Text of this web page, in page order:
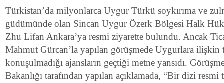
Türkistan’da milyonlarca Uygur Türkü soykırıma ve
güdümünde olan Sincan Uygur Özerk Bölgesi Halk
Zhu Lifan Ankara’ya resmi ziyarette bulundu. Ancak
Mahmut Gürcan’la yapılan görüşmede Uygurlara ilişkin
konuşulmadığı ajansların geçtiği metne yansıdı.
Bakanlığı tarafından yapılan açıklamada, “Bir dizi